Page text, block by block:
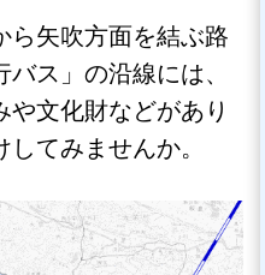
ら矢吹方面を結ぶ路
ス」の沿線には、
文化財などがあり
てみませんか。